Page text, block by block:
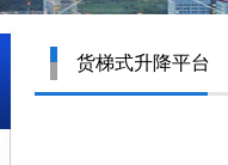
货梯式升降平台